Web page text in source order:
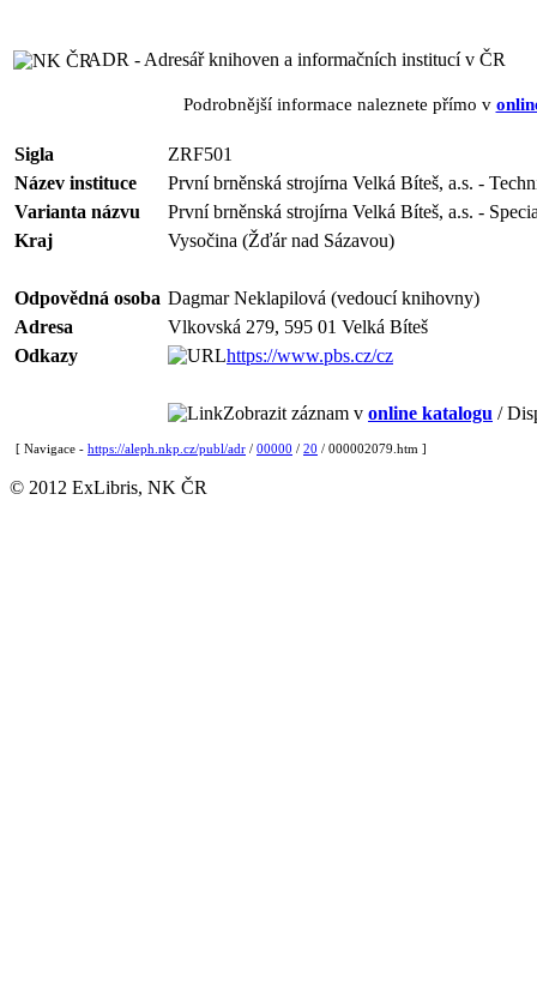
ADR - Adresář knihoven a informačních institucí v ČR
Podrobnější informace naleznete přímo v
Sigla
ZRF501
Název instituce
První brněnská strojírna Velká Bíteš, a.s. -
Varianta názvu
První brněnská strojírna Velká Bíteš, a.s. -
Kraj
Vysočina (Žďár nad Sázavou)
Odpovědná osoba Dagmar Neklapilová (vedoucí knihovny)
Adresa
Vlkovská 279, 595 01 Velká Bíteš
Odkazy
https://www.pbs.cz/cz
Zobrazit záznam v online katalogu /
[ Navigace - https://aleph.nkp.cz/publ/adr / 00000 / 20 / 000002079.htm ]
© 2012 ExLibris, NK ČR